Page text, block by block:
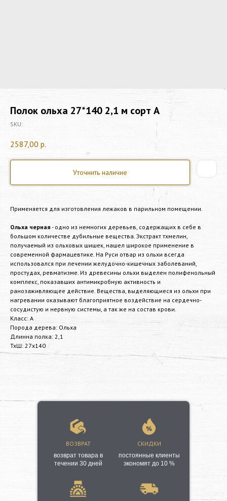
Полок ольха 27*140 2,1 м сорт А
SKU:
2587,00 р.
Уточнить наличие
Применяется для изготовления лежаков в парильном помещении.
Ольха черная - одно из немногих деревьев, содержащих в себе в
большом количестве дубильные вещества. Экстракт тхмелин,
получаемый из ольховых шишек, нашел широкое применение в
современной фармацевтике. На Руси отвар из ольхи всегда
использовался при лечении желудочно-кишечных заболеваний,
простудах, ревматизме. Из древесины ольхи выделен полифенольный
комплекс, показавших антимикробную активность и
ранозаживляющее действие. Вещества, выделяющиеся из ольхи при
нагревании оказывают благоприятное воздействие на сердечно-
сосудистую и нервную системы, а так же на состав крови.
Класс: А
Порода дерева: Ольха
Длинна полка: 2,1
ТхШ: 27х140
ВОЗВРАТ СКИДКИ
возврат товара в
течении 30 дней
постоянные клиенты
экономят до 10 %